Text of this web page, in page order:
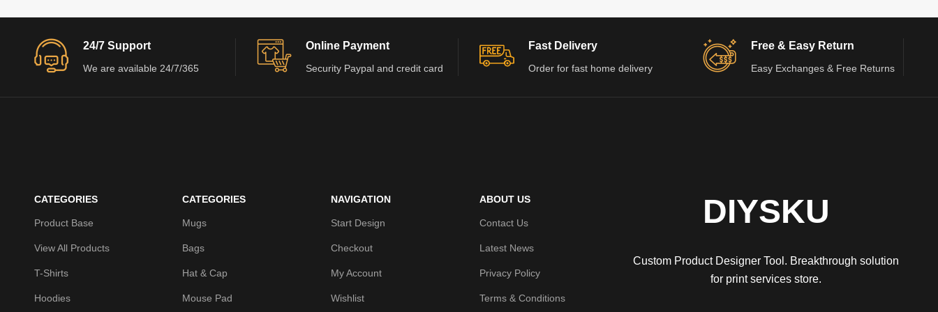
24/7 Support
We are available 24/7/365
Online Payment
Security Paypal and credit card
Fast Delivery
Order for fast home delivery
Free & Easy Return
Easy Exchanges & Free Returns
CATEGORIES
Product Base
View All Products
T-Shirts
Hoodies
CATEGORIES
Mugs
Bags
Hat & Cap
Mouse Pad
NAVIGATION
Start Design
Checkout
My Account
Wishlist
ABOUT US
Contact Us
Latest News
Privacy Policy
Terms & Conditions
DIYSKU
Custom Product Designer Tool. Breakthrough solution
for print services store.